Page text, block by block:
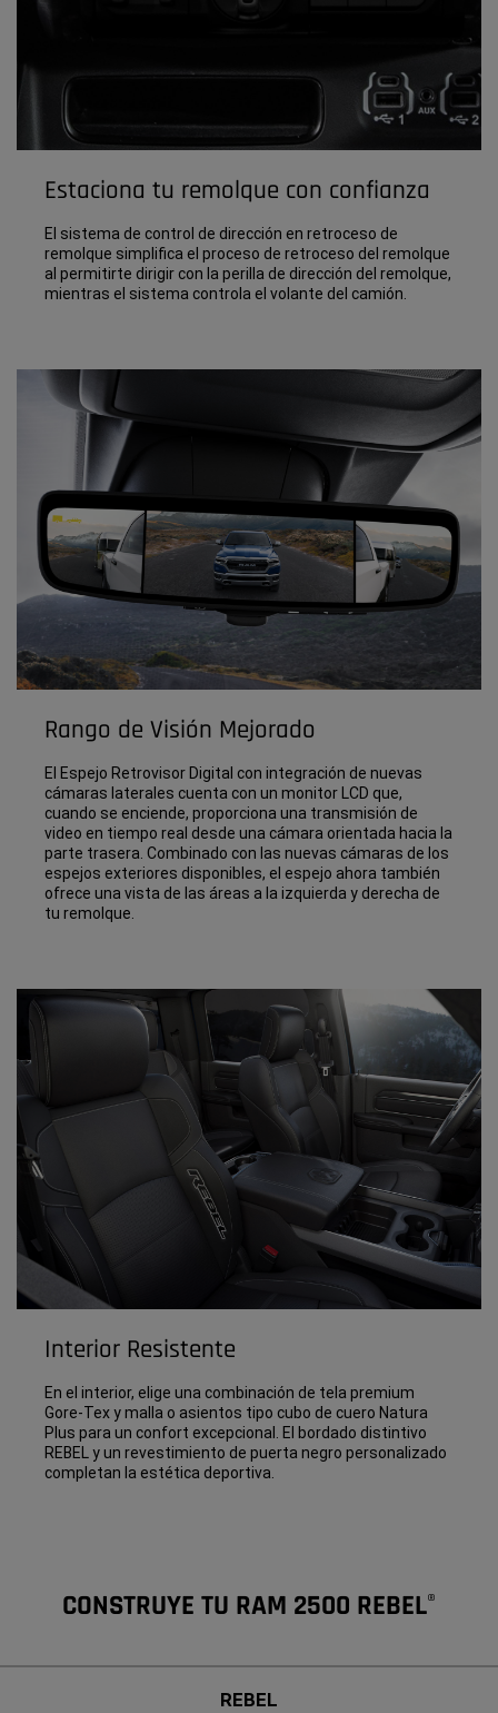
Estaciona tu remolque con confianza
El sistema de control de dirección en retroceso de
remolque simplifica el proceso de retroceso del remolque
al permitirte dirigir con la perilla de dirección del remolque,
mientras el sistema controla el volante del camión.
Rango de Visión Mejorado
El Espejo Retrovisor Digital con integración de nuevas
cámaras laterales cuenta con un monitor LCD que,
cuando se enciende, proporciona una transmisión de
video en tiempo real desde una cámara orientada hacia la
parte trasera. Combinado con las nuevas cámaras de los
espejos exteriores disponibles, el espejo ahora también
ofrece una vista de las áreas a la izquierda y derecha de
tu remolque.
Interior Resistente
En el interior, elige una combinación de tela premium
Gore-Tex y malla o asientos tipo cubo de cuero Natura
Plus para un confort excepcional. El bordado distintivo
REBEL y un revestimiento de puerta negro personalizado
completan la estética deportiva.
CONSTRUYE TU RAM 2500 REBEL®
REBEL